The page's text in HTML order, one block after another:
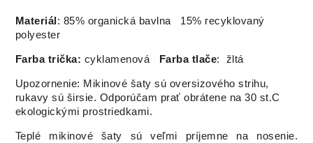
Materiál : 85% organická bavlna 15% recyklovaný
polyester
Farba trička: cyklamenová Farba tlače: žltá
Upozornenie: Mikinové šaty sú oversizového strihu,
rukavy sú širsie. Odporúčam prať obrátene na 30 st.C
ekologickými prostriedkami.
Teplé mikinové šaty sú veľmi príjemne na nosenie.